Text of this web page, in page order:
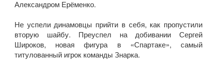
Александром Ерёменко.
Не успели динамовцы прийти в себя, как пропустили
вторую шайбу. Преуспел на добивании Сергей
Широков, новая фигура в «Спартаке», самый
титулованный игрок команды Знарка.